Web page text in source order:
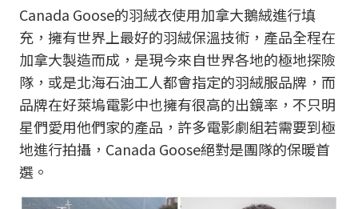
Canada Goose的羽絨衣使用加拿大鵝絨進行填
充，擁有世界上最好的羽絨保溫技術，產品全程在
加拿大製造而成，是現今來自世界各地的極地探險
隊，或是北海石油工人都會指定的羽絨服品牌，而
品牌在好萊塢電影中也擁有很高的出鏡率，不只明
星們愛用他們家的產品，許多電影劇組若需要到極
地進行拍攝，Canada Goose絕對是團隊的保暖首
選。